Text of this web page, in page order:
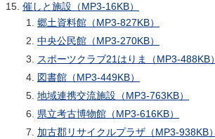
催しと施設（MP3-16KB）
郷土資料館（MP3-827KB）
中央公民館（MP3-270KB）
スポーツクラブ21はりま（MP3-488KB）
図書館（MP3-449KB）
地域連携交流施設（MP3-763KB）
県立考古博物館（MP3-616KB）
加古郡リサイクルプラザ（MP3-938KB）